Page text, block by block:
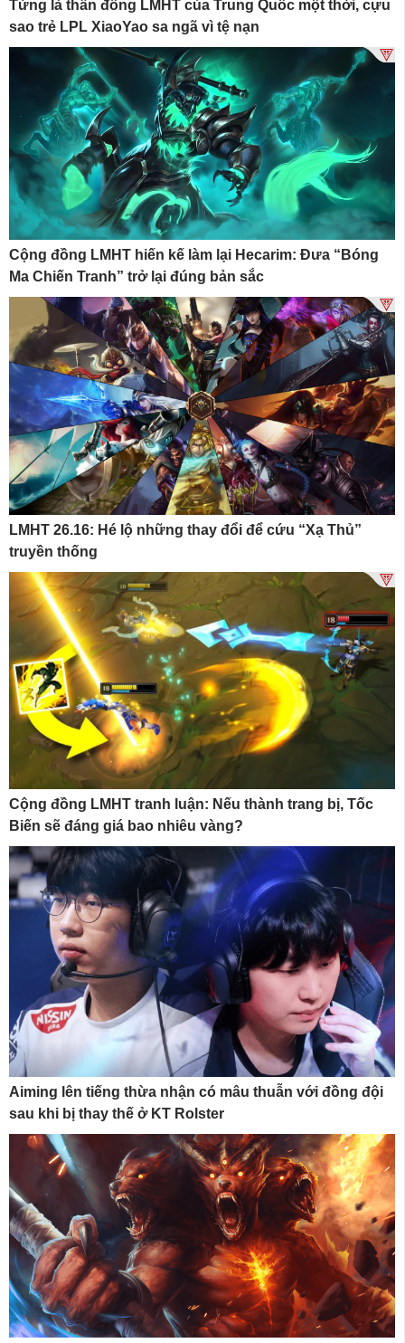
Từng là thần đồng LMHT của Trung Quốc một thời, cựu
sao trẻ LPL XiaoYao sa ngã vì tệ nạn
Cộng đồng LMHT hiến kế làm lại Hecarim: Đưa “Bóng
Ma Chiến Tranh” trở lại đúng bản sắc
LMHT 26.16: Hé lộ những thay đổi để cứu “Xạ Thủ”
truyền thống
Cộng đồng LMHT tranh luận: Nếu thành trang bị, Tốc
Biến sẽ đáng giá bao nhiêu vàng?
Aiming lên tiếng thừa nhận có mâu thuẫn với đồng đội
sau khi bị thay thế ở KT Rolster